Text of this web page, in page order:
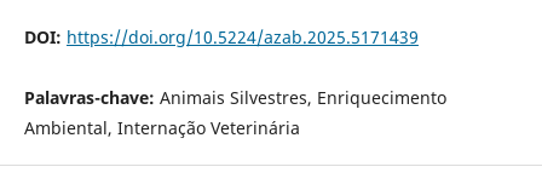
DOI: https://doi.org/10.5224/azab.2025.5171439
Palavras-chave: Animais Silvestres, Enriquecimento
Ambiental, Internação Veterinária